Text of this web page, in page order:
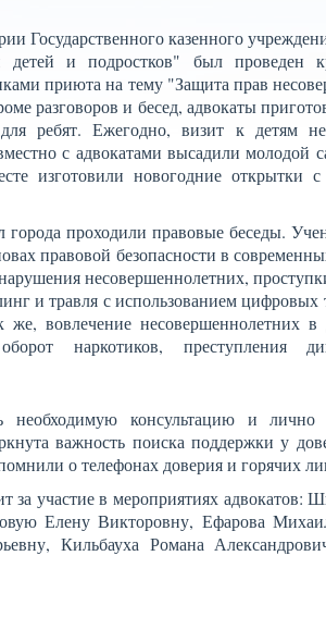
Государственного казенного
и подростков" был проведен
приюта на тему "Защита прав
разговоров и бесед, адвокаты
ребят. Ежегодно, визит к детям не
с адвокатами высадили молодой
изготовили новогодние открытки с
проходили правовые беседы.
правовой безопасности в
несовершеннолетних,
и травля с использованием цифровых
же, вовлечение несовершеннолетних в
наркотиков, преступления
консультацию и лично
важность поиска поддержки у
о телефонах доверия и горячих
за участие в мероприятиях адвокатов:
Елену Викторовну, Ефарова
Кильбауха Романа